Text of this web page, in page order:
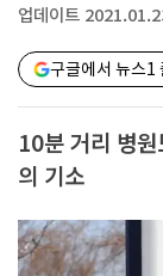
업데이트
구글에서 뉴스1
10분 거리 병
의 기소